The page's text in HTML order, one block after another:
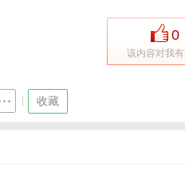
0
该内容对我
收藏